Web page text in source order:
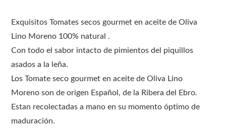
Exquisitos Tomates secos gourmet en aceite de Oliva
Lino Moreno 100% natural .
Con todo el sabor intacto de pimientos del piquillos
asados a la leña.
Los Tomate seco gourmet en aceite de Oliva Lino
Moreno son de origen Español, de la Ribera del Ebro.
Estan recolectadas a mano en su momento óptimo de
maduración.